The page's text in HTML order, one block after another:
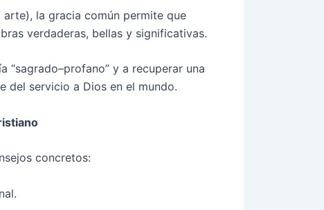
la gracia común permite que
verdaderas, bellas y significativas.
y a recuperar una
del servicio a Dios en el mundo.
concretos: